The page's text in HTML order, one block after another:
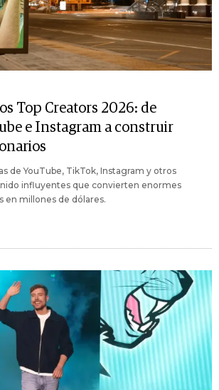
Top Creators 2026: de
e Instagram a construir
de YouTube, TikTok, Instagram y otros
influyentes que convierten enormes
en millones de dólares.